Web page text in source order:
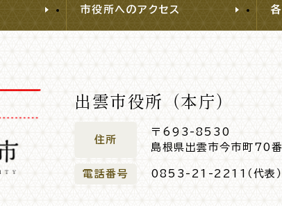
市役所へのアクセス
出雲市役所（本庁）
住所
〒693-8530
島根県出雲市今市町70
電話番号 0853-21-2211（代表）